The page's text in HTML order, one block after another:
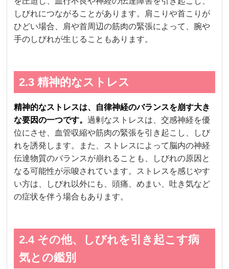
しびれにつながることがあります。肩こりや首こりが
ひどい場合、肩や首周辺の筋肉の緊張によって、腕や
手のしびれが生じることもあります。
2.3 精神的なストレス
精神的なストレスは、自律神経のバランスを崩す大き
な要因の一つです。過剰なストレスは、交感神経を優
位にさせ、血管収縮や筋肉の緊張を引き起こし、しび
れを誘発します。また、ストレスによって脳内の神経
伝達物質のバランスが崩れることも、しびれの原因と
なる可能性が示唆されています。ストレスを感じやす
い方は、しびれ以外にも、頭痛、めまい、吐き気など
の症状を伴う場合もあります。
2.4 その他、しびれを引き起こす病
気との鑑別